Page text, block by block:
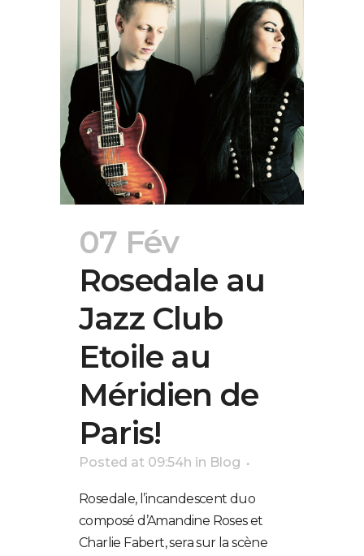
07 Fév
Rosedale au
Jazz Club
Etoile au
Méridien de
Paris!
Posted at 09:54h in Blog
Rosedale, l’incandescent duo
composé d’Amandine Roses et
Charlie Fabert, sera sur la scène